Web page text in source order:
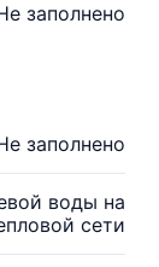
заполнено
заполнено
воды на
сети